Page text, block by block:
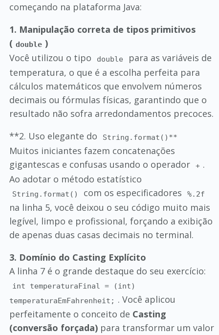
começando na plataforma Java:
1. Manipulação correta de tipos primitivos
( double )
Você utilizou o tipo
double
para as variáveis de
temperatura, o que é a escolha perfeita para
cálculos matemáticos que envolvem números
decimais ou fórmulas físicas, garantindo que o
resultado não sofra arredondamentos precoces.
**2. Uso elegante do
String.format()**
Muitos iniciantes fazem concatenações
gigantescas e confusas usando o operador
+ .
Ao adotar o método estatístico
String.format() com os especificadores %.2f
na linha 5, você deixou o seu código muito mais
legível, limpo e profissional, forçando a exibição
de apenas duas casas decimais no terminal.
3. Domínio do Casting Explícito
A linha 7 é o grande destaque do seu exercício:
int temperaturaFinal = (int)
temperaturaEmFahrenheit; . Você aplicou
perfeitamente o conceito de Casting
(conversão forçada)para transformar um valor